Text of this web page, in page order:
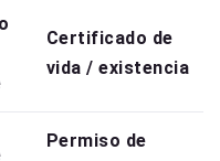
Certificado de
vida / existencia
Permiso de